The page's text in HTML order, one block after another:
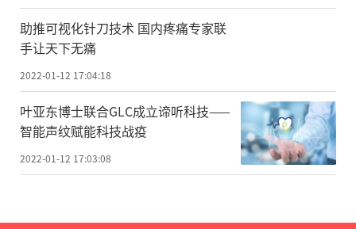
助推可视化针刀技术 国内疼痛专家联
手让天下无痛
2022-01-12 17:04:18
叶亚东博士联合GLC成立谛听科技——
智能声纹赋能科技战疫
2022-01-12 17:03:08